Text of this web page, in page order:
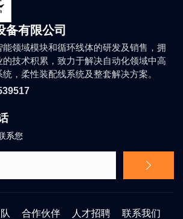
备有限公司
领域模块和循环线体的研发及销售，拥
技术积累，致力于解决自动化领域中高
，柔性装配线系统及整套解决方案。
系您
合作伙伴 人才招聘 联系我们